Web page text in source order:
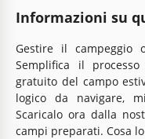
Informazioni su
Gestire il campeggio
Semplifica il
gratuito del campo
logico da navigare,
Scaricalo ora dalla
campi preparati. Cosa